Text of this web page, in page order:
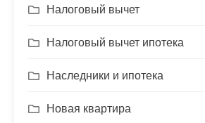
Налоговый вычет
Налоговый вычет ипотека
Наследники и ипотека
Новая квартира